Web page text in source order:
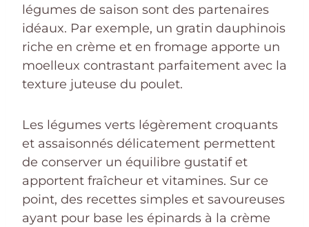
légumes de saison sont des partenaires
idéaux. Par exemple, un gratin dauphinois
riche en crème et en fromage apporte un
moelleux contrastant parfaitement avec la
texture juteuse du poulet.
Les légumes verts légèrement croquants
et assaisonnés délicatement permettent
de conserver un équilibre gustatif et
apportent fraîcheur et vitamines. Sur ce
point, des recettes simples et savoureuses
ayant pour base les épinards à la crème